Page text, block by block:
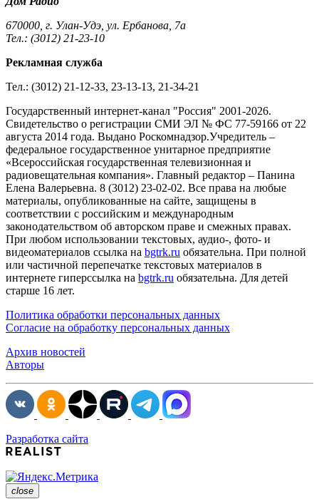
670000, г. Улан-Удэ, ул. Ербанова, 7а
Тел.: (3012) 21-23-10
Рекламная служба
Тел.: (3012) 21-12-33, 23-13-13, 21-34-21
Государственный интернет-канал "Россия" 2001-2026.
Cвидетельство о регистрации СМИ ЭЛ № ФС 77-59166 от 22
августа 2014 года. Выдано Роскомнадзор.Учредитель –
федеральное государственное унитарное предприятие
«Всероссийская государственная телевизионная и
радиовещательная компания». Главный редактор – Панина
Елена Валерьевна. 8 (3012) 23-02-02. Все права на любые
материалы, опубликованные на сайте, защищены в
соответствии с российским и международным
законодательством об авторском праве и смежных правах.
При любом использовании текстовых, аудио-, фото- и
видеоматериалов ссылка на bgtrk.ru обязательна. При полной
или частичной перепечатке текстовых материалов в
интернете гиперссылка на bgtrk.ru обязательна. Для детей
старше 16 лет.
Политика обработки персональных данных
Согласие на обработку персональных данных
Архив новостей
Авторы
Разработка сайта
close